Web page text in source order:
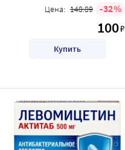
Цена: 148.89 32
100₽
Купить